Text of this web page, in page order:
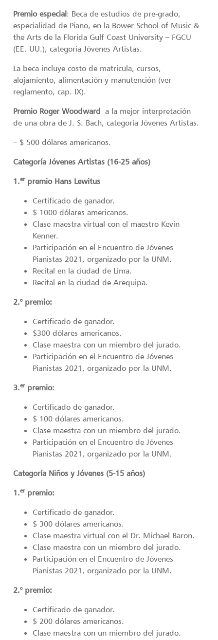
Premio especial: Beca de estudios de pre-grado,
especialidad de Piano, en la Bower School of Music &
the Arts de la Florida Gulf Coast University – FGCU
(EE. UU.), categoría Jóvenes Artistas.
La beca incluye costo de matrícula, cursos,
alojamiento, alimentación y manutención (ver
reglamento, cap. IX).
Premio Roger Woodward a la mejor interpretación
de una obra de J. S. Bach, categoría Jóvenes Artistas.
– $ 500 dólares americanos.
Categoría Jóvenes Artistas (16-25 años)
1.erpremio Hans Lewitus
Certificado de ganador.
$ 1000 dólares americanos.
Clase maestra virtual con el maestro Kevin
Kenner.
Participación en el Encuentro de Jóvenes
Pianistas 2021, organizado por la UNM.
Recital en la ciudad de Lima.
Recital en la ciudad de Arequipa.
2.° premio:
Certificado de ganador.
$300 dólares americanos.
Clase maestra con un miembro del jurado.
Participación en el Encuentro de Jóvenes
Pianistas 2021, organizado por la UNM.
3.erpremio:
Certificado de ganador.
$ 100 dólares americanos.
Clase maestra con un miembro del jurado.
Participación en el Encuentro de Jóvenes
Pianistas 2021, organizado por la UNM.
Categoría Niños y Jóvenes (5-15 años)
1.erpremio:
Certificado de ganador.
$ 300 dólares americanos.
Clase maestra virtual con el Dr. Michael Baron.
Clase maestra con un miembro del jurado.
Participación en el Encuentro de Jóvenes
Pianistas 2021, organizado por la UNM.
2.° premio:
Certificado de ganador.
$ 200 dólares americanos.
Clase maestra con un miembro del jurado.